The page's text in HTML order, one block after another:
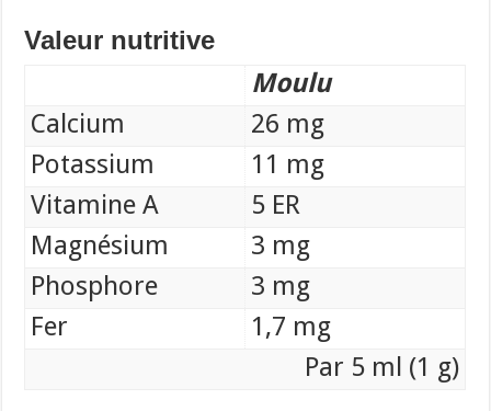
Valeur nutritive
Moulu
Calcium
26 mg
Potassium
11 mg
Vitamine A
5 ER
Magnésium
3 mg
Phosphore
3 mg
Fer
1,7 mg
Par 5 ml (1 g)